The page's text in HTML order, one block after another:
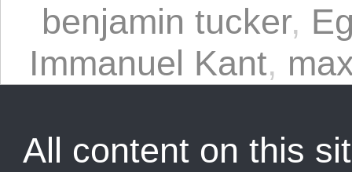
benjamin tucker,
Immanuel Kant,
All content on this